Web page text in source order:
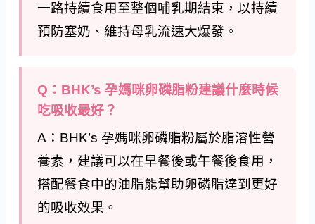
一路持續食用至整個哺乳期結束，以持續
預防塞奶、維持母乳流速大爆發。
Q：BHK’s 孕媽咪卵磷脂粉建議什麼時候
吃吸收最好？
A：BHK’s 孕媽咪卵磷脂粉屬於脂溶性營
養素，建議可以在早餐後或午餐後食用，
搭配餐食中的油脂能幫助卵磷脂達到更好
的吸收效果。